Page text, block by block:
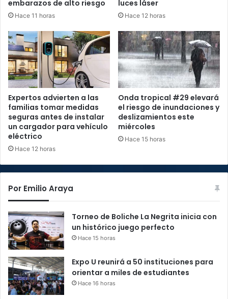
embarazos de alto riesgo
Hace 11 horas
luces láser
Hace 12 horas
Expertos advierten a las
familias tomar medidas
seguras antes de instalar
un cargador para vehículo
eléctrico
Hace 12 horas
Onda tropical #29 elevará
el riesgo de inundaciones y
deslizamientos este
miércoles
Hace 15 horas
Por Emilio Araya
Torneo de Boliche La Negrita inicia con
un histórico juego perfecto
Hace 15 horas
Expo U reunirá a 50 instituciones para
orientar a miles de estudiantes
Hace 16 horas